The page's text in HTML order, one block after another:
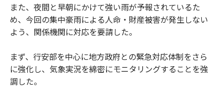
また、夜間と早朝にかけて強い雨が予報されているた
め、今回の集中豪雨による人命・財産被害が発生しない
よう、関係機関に対応を要請した。
まず、行安部を中心に地方政府との緊急対応体制をさら
に強化し、気象実況を綿密にモニタリングすることを強
調した。